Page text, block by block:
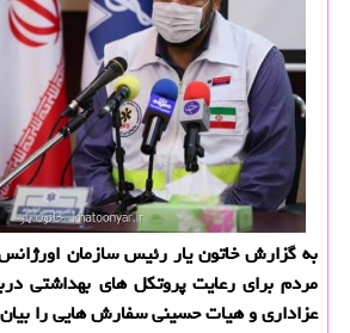
به گزارش خاتون یار رئیس سازمان
مردم برای رعایت پروتكل های بهداشتی
عزاداری و هیات حسینی سفارش هایی را